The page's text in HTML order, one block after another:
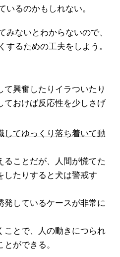
いるのかもしれない。
みないとわからないので、
するための工夫をしよう。
て興奮したりイラついたり
ておけば反応性を少しさげ
してゆっくり落ち着いて動
ることだが、人間が慌てた
したりすると犬は警戒す
発しているケースが非常に
ことで、人の動きにつられ
ができる。